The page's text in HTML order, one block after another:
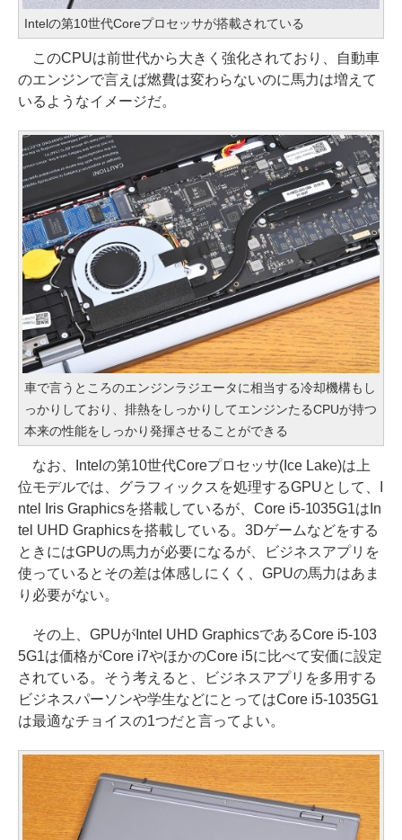
Intelの第10世代Coreプロセッサが搭載されている
このCPUは前世代から大きく強化されており、自動車
のエンジンで言えば燃費は変わらないのに馬力は増えて
いるようなイメージだ。
車で言うところのエンジンラジエータに相当する冷却機構もし
っかりしており、排熱をしっかりしてエンジンたるCPUが持つ
本来の性能をしっかり発揮させることができる
なお、Intelの第10世代Coreプロセッサ(Ice Lake)は上
位モデルでは、グラフィックスを処理するGPUとして、I
ntel Iris Graphicsを搭載しているが、Core i5-1035G1はIn
tel UHD Graphicsを搭載している。3Dゲームなどをする
ときにはGPUの馬力が必要になるが、ビジネスアプリを
使っているとその差は体感しにくく、GPUの馬力はあま
り必要がない。
その上、GPUがIntel UHD GraphicsであるCore i5-103
5G1は価格がCore i7やほかのCore i5に比べて安価に設定
されている。そう考えると、ビジネスアプリを多用する
ビジネスパーソンや学生などにとってはCore i5-1035G1
は最適なチョイスの1つだと言ってよい。